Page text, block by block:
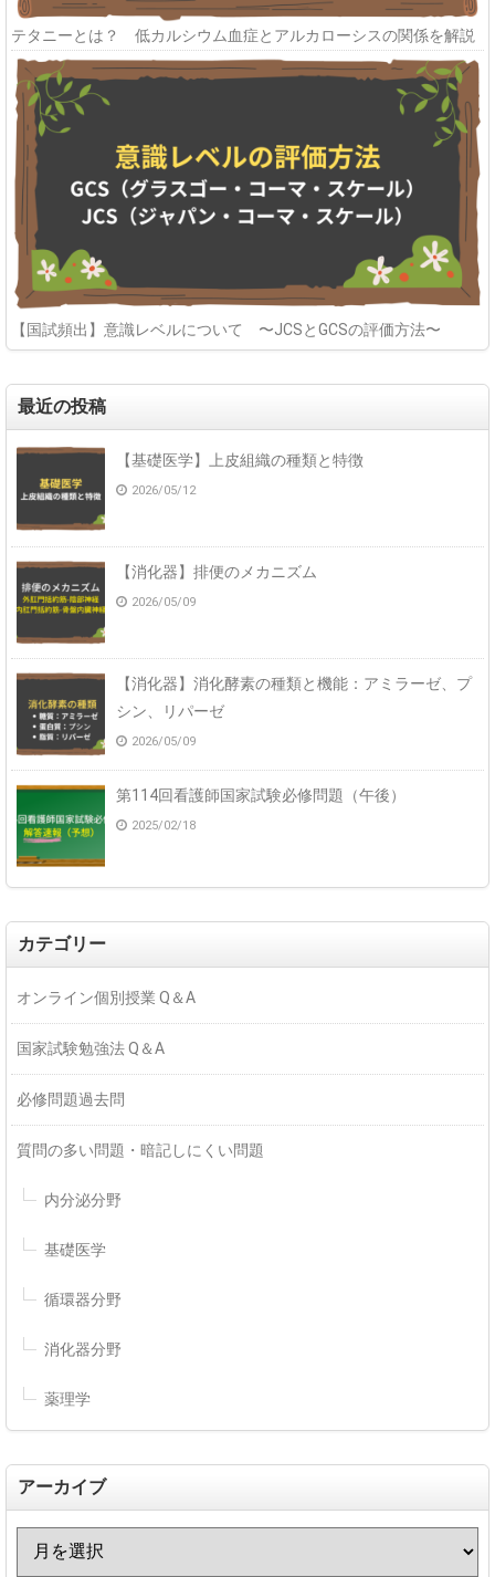
テタニーとは？ 低カルシウム血症とアルカローシスの関係を解説
【国試頻出】意識レベルについて 〜JCSとGCSの評価方法〜
最近の投稿
【基礎医学】上皮組織の種類と特徴
2026/05/12
【消化器】排便のメカニズム
2026/05/09
【消化器】消化酵素の種類と機能：アミラーゼ、プ
シン、リパーゼ
2026/05/09
第114回看護師国家試験必修問題（午後）
2025/02/18
カテゴリー
オンライン個別授業 Q＆A
国家試験勉強法 Q＆A
必修問題過去問
質問の多い問題・暗記しにくい問題
内分泌分野
基礎医学
循環器分野
消化器分野
薬理学
アーカイブ